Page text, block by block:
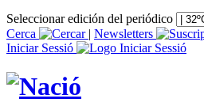
Seleccionar edición del periódico
Cerca
| Newsletters
Iniciar Sessió